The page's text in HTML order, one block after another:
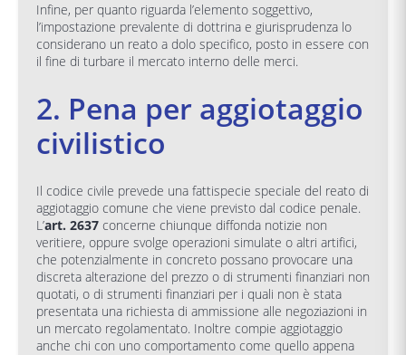
Infine, per quanto riguarda l’elemento soggettivo,
l’impostazione prevalente di dottrina e giurisprudenza lo
considerano un reato a dolo specifico, posto in essere con
il fine di turbare il mercato interno delle merci.
2. Pena per aggiotaggio
civilistico
Il codice civile prevede una fattispecie speciale del reato di
aggiotaggio comune che viene previsto dal codice penale.
L’art. 2637 concerne chiunque diffonda notizie non
veritiere, oppure svolge operazioni simulate o altri artifici,
che potenzialmente in concreto possano provocare una
discreta alterazione del prezzo o di strumenti finanziari non
quotati, o di strumenti finanziari per i quali non è stata
presentata una richiesta di ammissione alle negoziazioni in
un mercato regolamentato. Inoltre compie aggiotaggio
anche chi con uno comportamento come quello appena